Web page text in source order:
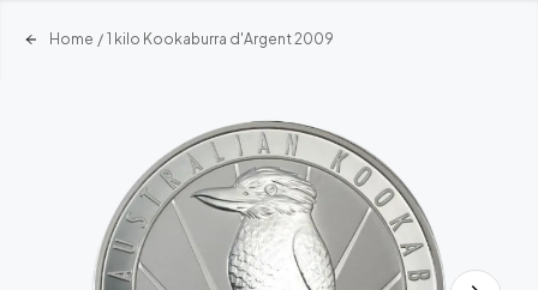
Home / 1 kilo Kookaburra d'Argent 2009